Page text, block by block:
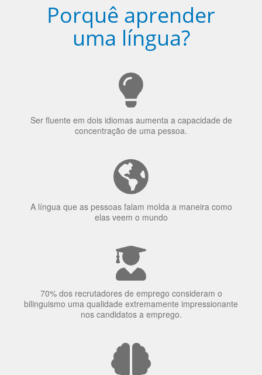
Porquê aprender
uma língua?
Ser fluente em dois idiomas aumenta a capacidade de
concentração de uma pessoa.
A língua que as pessoas falam molda a maneira como
elas veem o mundo
70% dos recrutadores de emprego consideram o
bilinguismo uma qualidade extremamente impressionante
nos candidatos a emprego.